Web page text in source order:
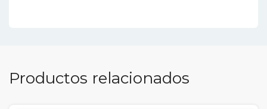
Productos relacionados